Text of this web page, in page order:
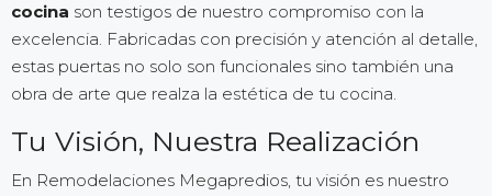
cocina son testigos de nuestro compromiso con la
excelencia. Fabricadas con precisión y atención al detalle,
estas puertas no solo son funcionales sino también una
obra de arte que realza la estética de tu cocina.
Tu Visión, Nuestra Realización
En Remodelaciones Megapredios, tu visión es nuestro